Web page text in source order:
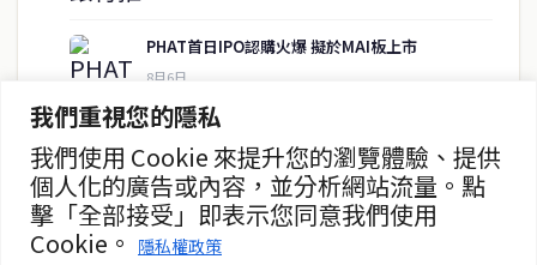
我們重視您的隱私
我們使用 Cookie 來提升您的瀏覽體驗、提供
個人化的廣告或內容，並分析網站流量。點
擊「全部接受」即表示您同意我們使用
Cookie。
隱私權政策
PHAT首日IPO認購火爆 擬於MAI板上市
8月6日
泰國單人經濟崛起 改變消費與商業模式
8月5日
泰摩托車市場逆勢成長 本田今年銷量上看177萬輛
8月5日
房地產
聯絡資訊
歡迎來信洽詢合作事宜
或提供新聞線索